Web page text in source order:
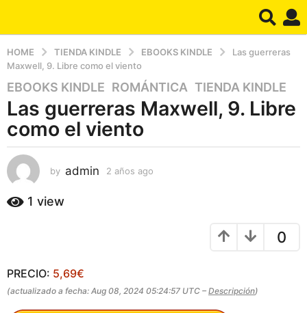
HOME TIENDA KINDLE EBOOKS KINDLE
Las guerreras
Maxwell, 9. Libre como el viento
2
a
ñ
o
a
g
o
o
EBOOKS KINDLE ,ROMÁNTICA ,TIENDA KINDLE
Las guerreras Maxwell, 9. Libre
como el viento
by admin 2 años ago
1 view
0
PRECIO: 5,69€
(actualizado a fecha: Aug 08, 2024 05:24:57 UTC – Descripción)